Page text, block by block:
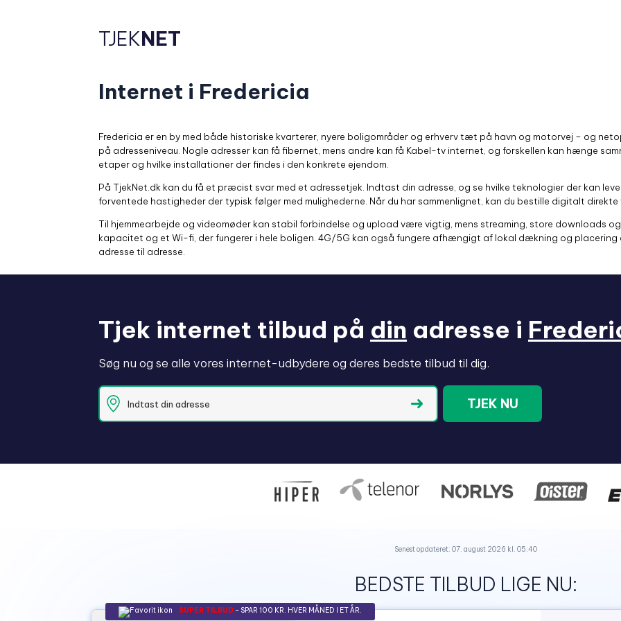
TJEKNET
Internet i Fredericia
Fredericia er en by med både historiske kvarterer, nyere boligområder og erhverv tæt på havn og motorvej – og
på adresseniveau. Nogle adresser kan få fibernet, mens andre kan få Kabel-tv internet, og forskellen kan hænge
etaper og hvilke installationer der findes i den konkrete ejendom.
På TjekNet.dk kan du få et præcist svar med et adressetjek. Indtast din adresse, og se hvilke teknologier der kan
forventede hastigheder der typisk følger med mulighederne. Når du har sammenlignet, kan du bestille digitalt direkte
Til hjemmearbejde og videomøder kan stabil forbindelse og upload være vigtig, mens streaming, store downloads
kapacitet og et Wi-fi, der fungerer i hele boligen. 4G/5G kan også fungere afhængigt af lokal dækning og placering
adresse til adresse.
Tjek internet tilbud på din adresse i
Søg nu og se alle vores internet-udbydere og deres bedste tilbud til dig.
TJEK NU
Senest opdateret: 07. august 2026 kl. 05:40
BEDSTE TILBUD LIGE NU:
SUPER TILBUD - SPAR 100 KR. HVER MÅNED I ET ÅR.